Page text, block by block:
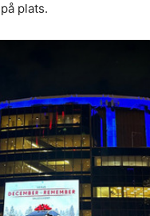
plats.